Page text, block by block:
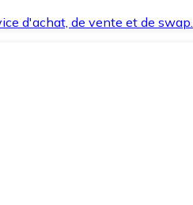
d'achat, de vente et de swap.